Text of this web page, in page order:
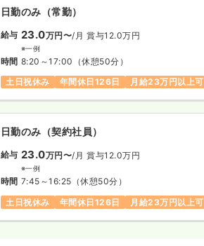
日勤のみ（常勤）
給与 23.0万円〜/月 賞与12.0万円
※一例
時間 8:20～17:00 （休憩50分）
土日祝休み
年間休日126日 月給23万円以上可
日勤のみ（契約社員）
給与 23.0万円〜/月 賞与12.0万円
※一例
時間 7:45～16:25 （休憩50分）
土日祝休み
年間休日126日 月給23万円以上可